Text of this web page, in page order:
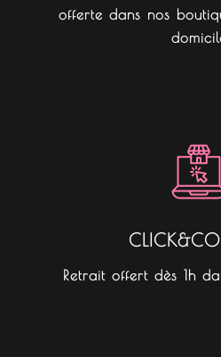
offerte dans nos
Retrait offert dès 1h